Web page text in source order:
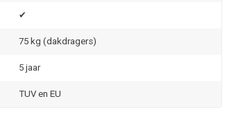
✔
75 kg (dakdragers)
5 jaar
TUV en EU